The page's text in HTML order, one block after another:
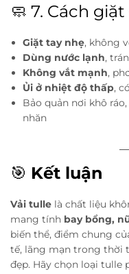
🧼 7. Cách
Giặt tay nhẹ, không
Dùng nước lạnh,
Không vắt mạnh,
Ủi ở nhiệt độ thấp,
Bảo quản nơi khô
nhăn
🎯 Kết luận
Vải tulle là chất liệu
mang tính bay bổng,
biến thể, điểm chung
tế, lãng mạn trong thời
đẹp. Hãy chọn loại tulle